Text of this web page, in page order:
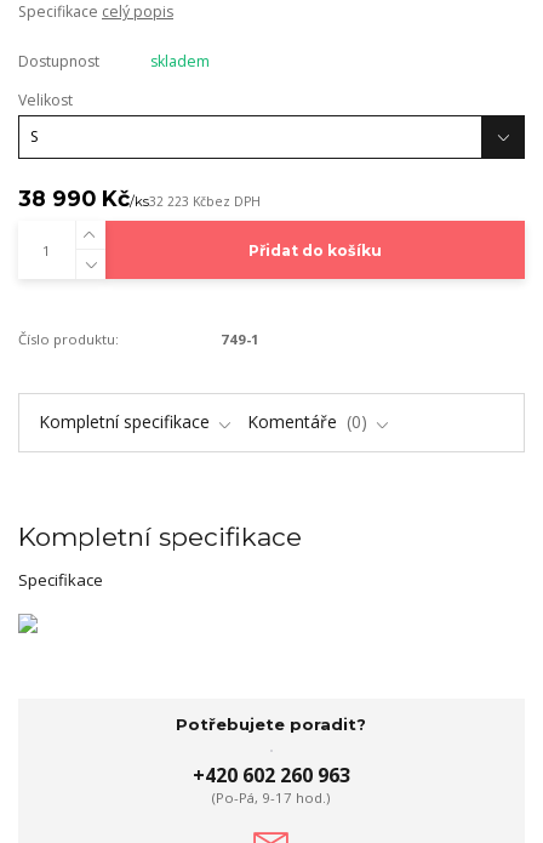
Specifikace celý popis
Dostupnost
skladem
Velikost
38 990 Kč/ks32 223 Kčbez DPH
Přidat do košíku
Číslo produktu: 749-1
Kompletní specifikace Komentáře 0
Kompletní specifikace
Specifikace
Potřebujete poradit?
+420 602 260 963
(Po-Pá, 9-17 hod.)